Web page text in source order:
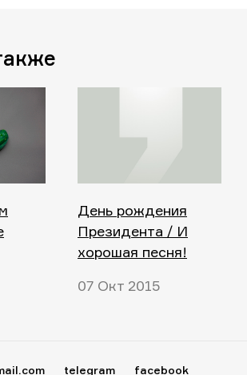
День рождения
Президента / И
хорошая песня!
07 Окт 2015
telegram facebook